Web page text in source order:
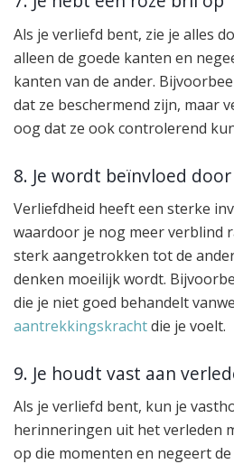
Als je verliefd bent, zie je alles
alleen de goede kanten en
kanten van de ander.
dat ze beschermend zijn, maar
oog dat ze ook controlerend
8. Je wordt beïnvloed
Verliefdheid heeft een sterke
waardoor je nog meer verblind
sterk aangetrokken tot de
denken moeilijk wordt.
die je niet goed behandelt
aantrekkingskrachtdie je voelt.
9. Je houdt vast aan
Als je verliefd bent, kun je
herinneringen uit het verleden
op die momenten en negeert